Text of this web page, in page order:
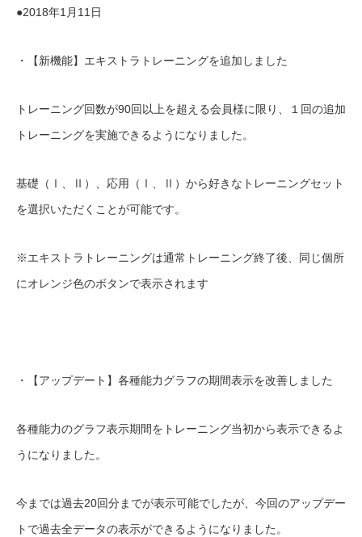
●2018年1月11日
・【新機能】エキストラトレーニングを追加しました
トレーニング回数が90回以上を超える会員様に限り、１回の追加
トレーニングを実施できるようになりました。
基礎（Ⅰ、Ⅱ）、応用（Ⅰ、Ⅱ）から好きなトレーニングセット
を選択いただくことが可能です。
※エキストラトレーニングは通常トレーニング終了後、同じ個所
にオレンジ色のボタンで表示されます
・【アップデート】各種能力グラフの期間表示を改善しました
各種能力のグラフ表示期間をトレーニング当初から表示できるよ
うになりました。
今までは過去20回分までが表示可能でしたが、今回のアップデー
トで過去全データの表示ができるようになりました。